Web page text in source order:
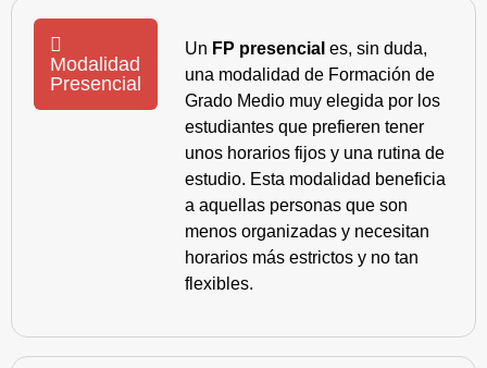
Modalidad
Presencial
Un FP presencial es, sin duda,
una modalidad de Formación de
Grado Medio muy elegida por los
estudiantes que prefieren tener
unos horarios fijos y una rutina de
estudio. Esta modalidad beneficia
a aquellas personas que son
menos organizadas y necesitan
horarios más estrictos y no tan
flexibles.